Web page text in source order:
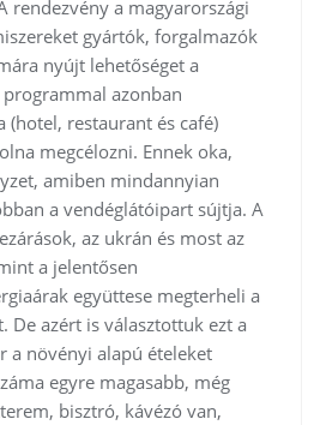
rendezvény a magyarországi
gyártók, forgalmazók
nyújt lehetőséget a
azonban
(hotel, restaurant és café)
megcélozni. Ennek oka,
amiben mindannyian
a vendéglátóipart sújtja. A
az ukrán és most az
a jelentősen
együttese megterheli a
De azért is választottuk ezt a
a növényi alapú ételeket
egyre magasabb, még
bisztró, kávézó van,